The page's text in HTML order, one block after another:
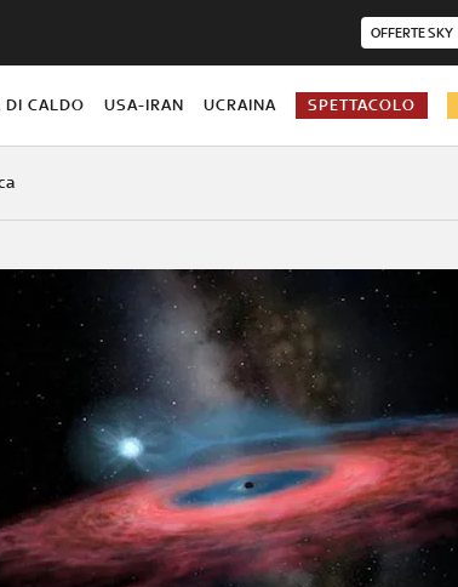
OFFERTE SKY
DI CALDO USA-IRAN UCRAINA SPETTACOLO